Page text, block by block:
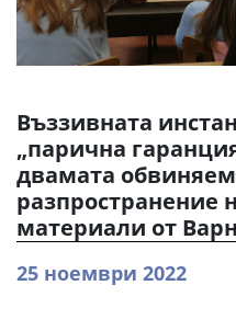
Въззивната
„парична
двамата
разпространение
материали от
25 ноември 2022